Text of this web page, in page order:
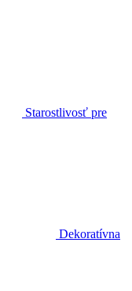
Starostlivosť pre
Dekoratívna